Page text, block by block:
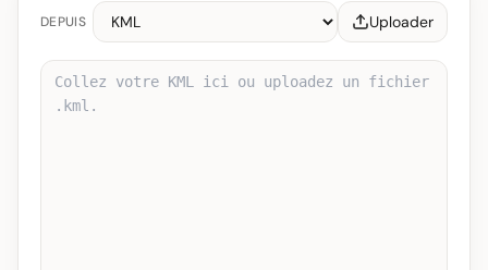
DEPUIS Uploader